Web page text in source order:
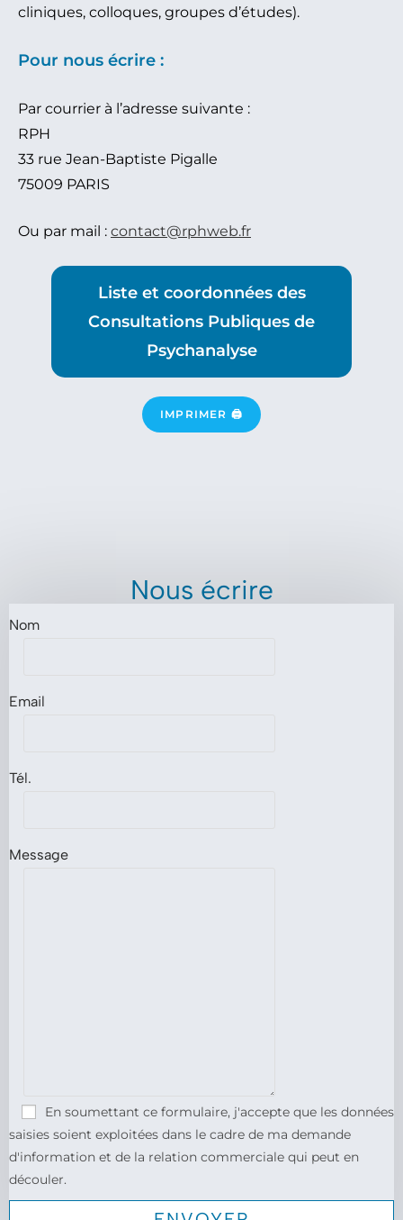
cliniques, colloques, groupes d’études).
Pour nous écrire :
Par courrier à l’adresse suivante :
RPH
33 rue Jean-Baptiste Pigalle
75009 PARIS
Ou par mail : contact@rphweb.fr
Liste et coordonnées des
Consultations Publiques de
Psychanalyse
IMPRIMER 🖨
Nous écrire
Nom
Email
Tél.
Message
En soumettant ce formulaire, j'accepte que les données
saisies soient exploitées dans le cadre de ma demande
d'information et de la relation commerciale qui peut en
découler.